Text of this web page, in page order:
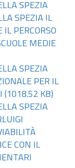
SPEZIA
SPEZIA IL
PERCORSO
MEDIE
SPEZIA
PER IL
(1018.52 KB)
SPEZIA
CON IL